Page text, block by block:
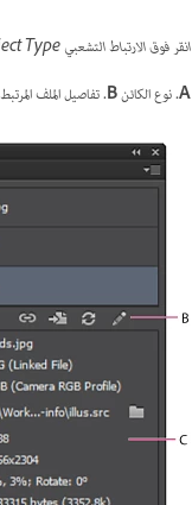
انقر فوق الارتباط التشعبي Object Type لفتح اللوحة Links Info للكائن المحدد
A. نوع الكائنB. تفاصيل الملف المرتبط‬